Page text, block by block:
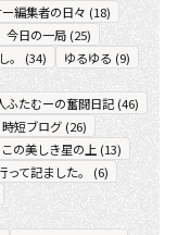
編集者の日々 (18)
今日の一局(25)
(34) ゆるゆる (9)
ふたむーの奮闘日記(46)
時短ブログ(26)
この美しき星の上 (13)
って記ました。 (6)